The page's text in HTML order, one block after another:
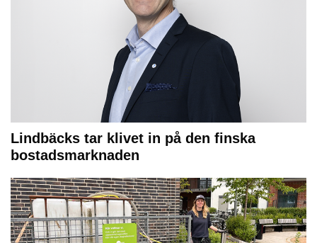
Lindbäcks tar klivet in på den finska
bostadsmarknaden